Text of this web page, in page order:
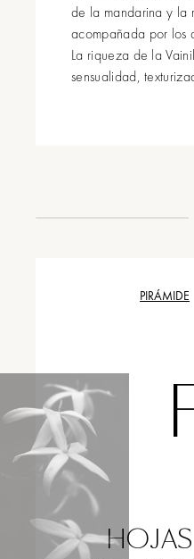
de la mandarina y la
acompañada por los
La riqueza de la
sensualidad,
PIRÁMIDE